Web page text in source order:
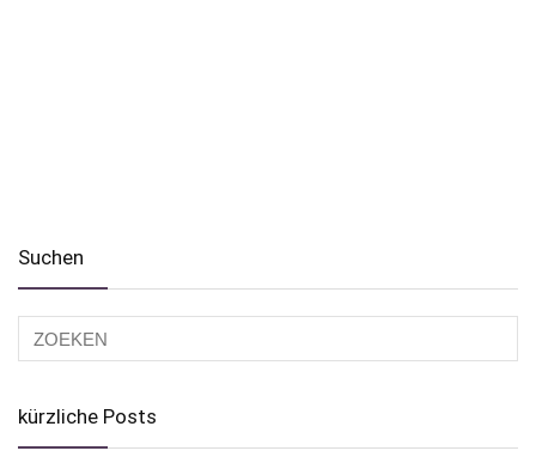
Suchen
kürzliche Posts